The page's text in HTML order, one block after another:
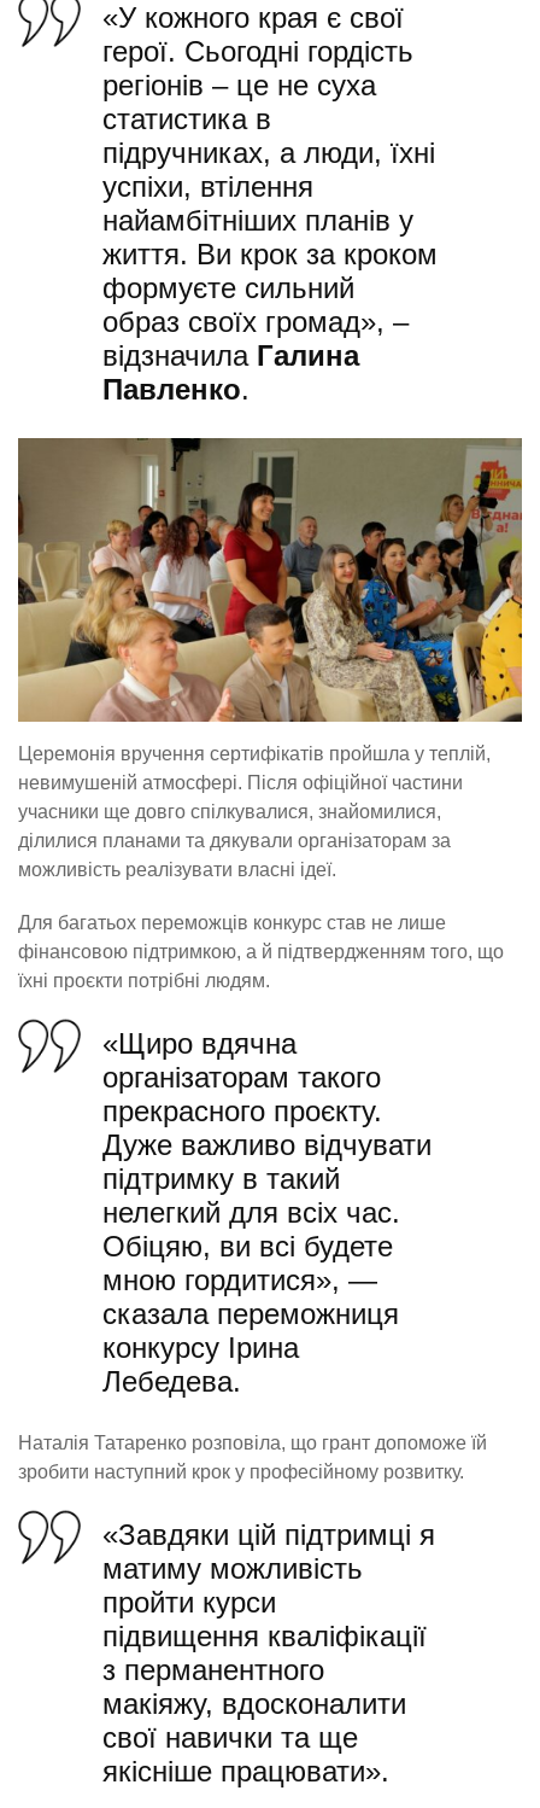
«У кожного края є свої
герої. Сьогодні гордість
регіонів – це не суха
статистика в
підручниках, а люди, їхні
успіхи, втілення
найамбітніших планів у
життя. Ви крок за кроком
формуєте сильний
образ своїх громад», –
відзначила Галина
Павленко.
Церемонія вручення сертифікатів пройшла у теплій,
невимушеній атмосфері. Після офіційної частини
учасники ще довго спілкувалися, знайомилися,
ділилися планами та дякували організаторам за
можливість реалізувати власні ідеї.
Для багатьох переможців конкурс став не лише
фінансовою підтримкою, а й підтвердженням того, що
їхні проєкти потрібні людям.
«Щиро вдячна
організаторам такого
прекрасного проєкту.
Дуже важливо відчувати
підтримку в такий
нелегкий для всіх час.
Обіцяю, ви всі будете
мною гордитися», —
сказала переможниця
конкурсу Ірина
Лебедева.
Наталія Татаренко розповіла, що грант допоможе їй
зробити наступний крок у професійному розвитку.
«Завдяки цій підтримці я
матиму можливість
пройти курси
підвищення кваліфікації
з перманентного
макіяжу, вдосконалити
свої навички та ще
якісніше працювати».